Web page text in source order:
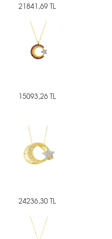
21841,69 TL
15093,26 TL
24236,30 TL